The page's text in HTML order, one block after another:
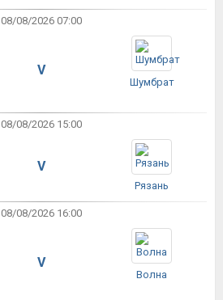
08/08/2026 07:00
V
Шумбрат
08/08/2026 15:00
V
Рязань
08/08/2026 16:00
V
Волна